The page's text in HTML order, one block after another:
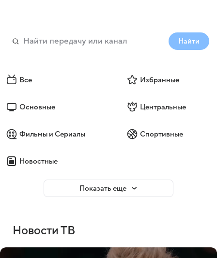
Найти
Все Избранные
Основные Центральные
Фильмы и Сериалы Спортивные
Новостные
Показать еще
Новости ТВ